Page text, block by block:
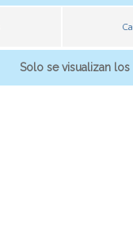
Solo se visualizan